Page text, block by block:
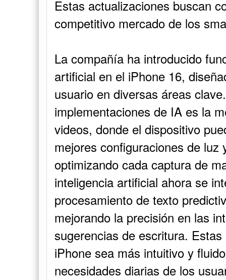
Estas actualizaciones buscan
competitivo mercado de los
La compañía ha introducido
artificial en el iPhone 16,
usuario en diversas áreas
implementaciones de IA es la
videos, donde el dispositivo
mejores configuraciones de
optimizando cada captura de
inteligencia artificial ahora se
procesamiento de texto
mejorando la precisión en las
sugerencias de escritura.
iPhone sea más intuitivo y
necesidades diarias de los